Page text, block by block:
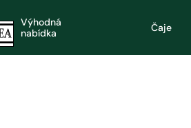
Výhodná
nabídka
Čaje